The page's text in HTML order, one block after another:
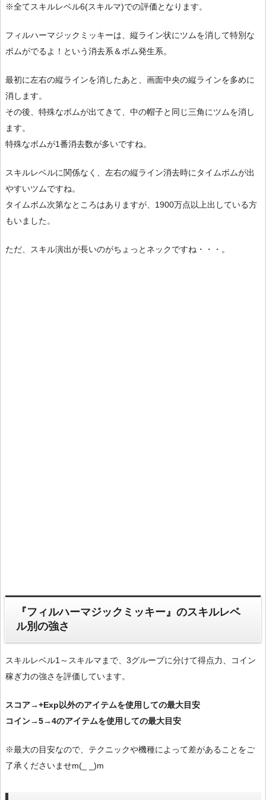
※全てスキルレベル6(スキルマ)での評価となります。
フィルハーマジックミッキーは、縦ライン状にツムを消して特別な
ボムがでるよ！という消去系＆ボム発生系。
最初に左右の縦ラインを消したあと、画面中央の縦ラインを多めに
消します。
その後、特殊なボムが出てきて、中の帽子と同じ三角にツムを消し
ます。
特殊なボムが1番消去数が多いですね。
スキルレベルに関係なく、左右の縦ライン消去時にタイムボムが出
やすいツムですね。
タイムボム次第なところはありますが、1900万点以上出している方
もいました。
ただ、スキル演出が長いのがちょっとネックですね・・・。
『フィルハーマジックミッキー』のスキルレベ
ル別の強さ
スキルレベル1～スキルマまで、3グループに分けて得点力、コイン
稼ぎ力の強さを評価しています。
スコア→+Exp以外のアイテムを使用しての最大目安
コイン→5→4のアイテムを使用しての最大目安
※最大の目安なので、テクニックや機種によって差があることをご
了承くださいませm(_ _)m